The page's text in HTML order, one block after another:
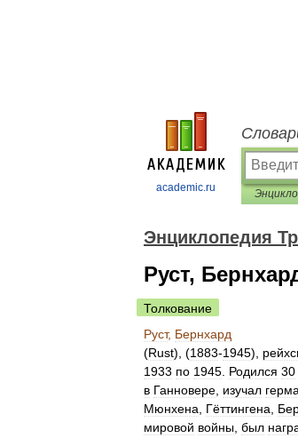
academic.ru
Энциклопедия
Руст,
Толкование
Руст, Бернхард
(Rust), (1883-1945),
1933 по 1945 Родился 30
в Ганновере изучал
Мюнхена
Гёттингена
мировой войны был